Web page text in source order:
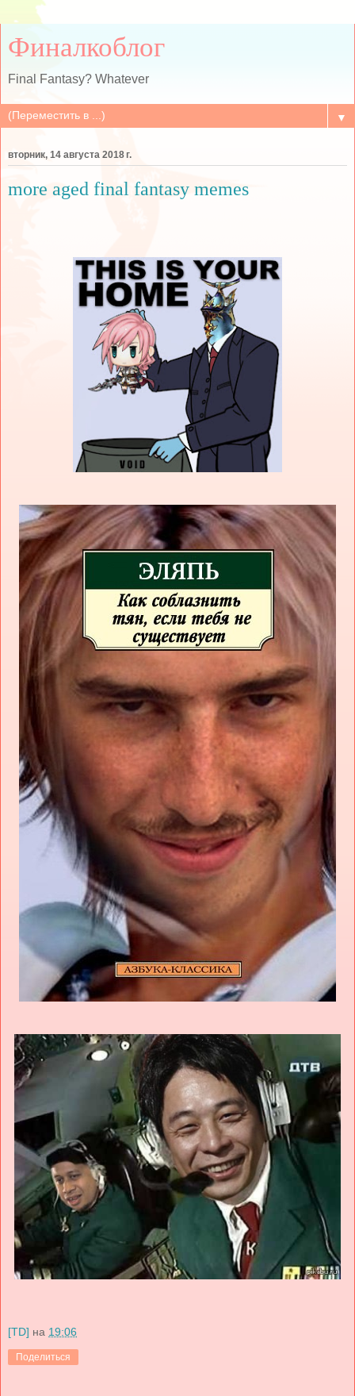
Финалкоблог
Final Fantasy? Whatever
▼
вторник, 14 августа 2018 г.
more aged final fantasy memes
[TD] на 19:06
Поделиться